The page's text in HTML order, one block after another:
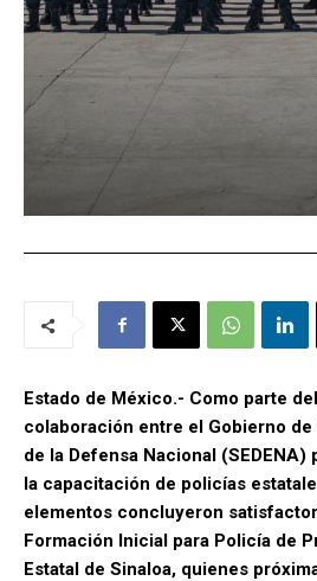
Estado de México.- Como parte
colaboración entre el Gobierno
de la Defensa Nacional
la capacitación de policías
elementos concluyeron
Formación Inicial para Policía de
Estatal de Sinaloa, quienes